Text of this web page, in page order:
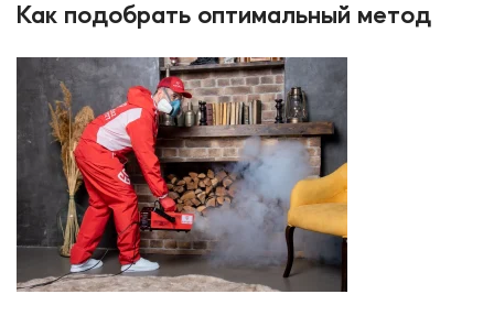
Как подобрать оптимальный метод